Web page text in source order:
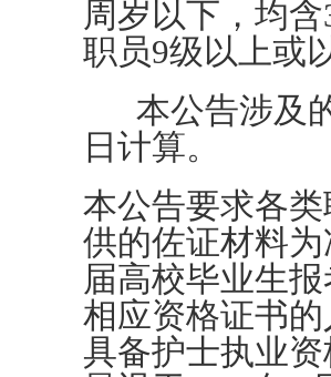
周岁以下，均
职员9级以上或
本公告涉及的
日计算。
本公告要求各
供的佐证材料
届高校毕业生
相应资格证书
具备护士执业